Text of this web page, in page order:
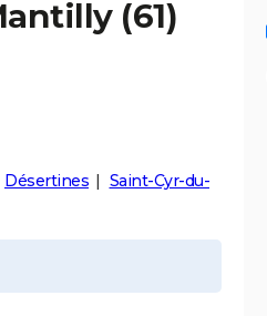
(61)
Désertines
Saint-Cyr-du-